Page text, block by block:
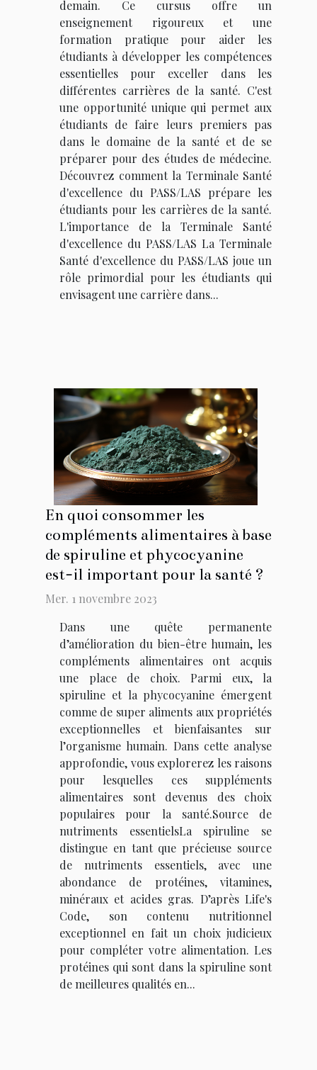
demain. Ce cursus offre un
enseignement rigoureux et une
formation pratique pour aider les
étudiants à développer les compétences
essentielles pour exceller dans les
différentes carrières de la santé. C'est
une opportunité unique qui permet aux
étudiants de faire leurs premiers pas
dans le domaine de la santé et de se
préparer pour des études de médecine.
Découvrez comment la Terminale Santé
d'excellence du PASS/LAS prépare les
étudiants pour les carrières de la santé.
L'importance de la Terminale Santé
d'excellence du PASS/LAS La Terminale
Santé d'excellence du PASS/LAS joue un
rôle primordial pour les étudiants qui
envisagent une carrière dans...
En quoi consommer les
compléments alimentaires à base
de spiruline et phycocyanine
est-il important pour la santé ?
Mer. 1 novembre 2023
Dans une quête permanente
d’amélioration du bien-être humain, les
compléments alimentaires ont acquis
une place de choix. Parmi eux, la
spiruline et la phycocyanine émergent
comme de super aliments aux propriétés
exceptionnelles et bienfaisantes sur
l’organisme humain. Dans cette analyse
approfondie, vous explorerez les raisons
pour lesquelles ces suppléments
alimentaires sont devenus des choix
populaires pour la santé.Source de
nutriments essentielsLa spiruline se
distingue en tant que précieuse source
de nutriments essentiels, avec une
abondance de protéines, vitamines,
minéraux et acides gras. D’après Life's
Code, son contenu nutritionnel
exceptionnel en fait un choix judicieux
pour compléter votre alimentation. Les
protéines qui sont dans la spiruline sont
de meilleures qualités en...